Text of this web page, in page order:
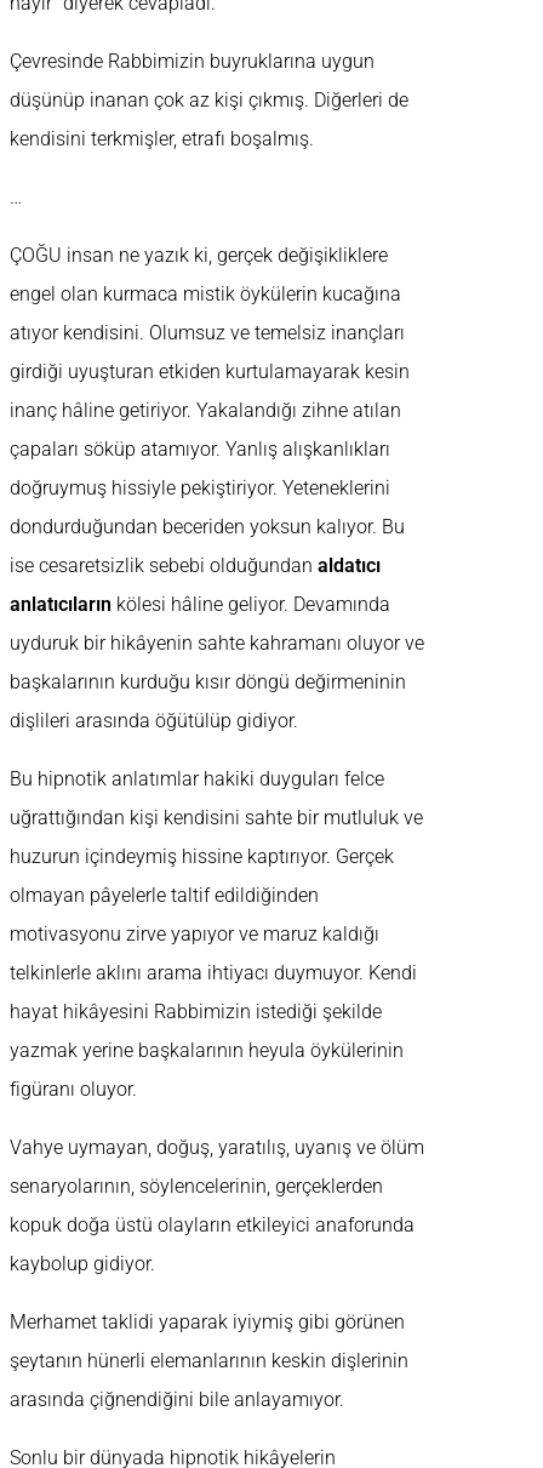
Çevresinde Rabbimizin buyruklarına uygun
düşünüp inanan çok az kişi çıkmış. Diğerleri de
kendisini terkmişler, etrafı boşalmış.
…
ÇOĞU insan ne yazık ki, gerçek değişikliklere
engel olan kurmaca mistik öykülerin kucağına
atıyor kendisini. Olumsuz ve temelsiz inançları
girdiği uyuşturan etkiden kurtulamayarak kesin
inanç hâline getiriyor. Yakalandığı zihne atılan
çapaları söküp atamıyor. Yanlış alışkanlıkları
doğruymuş hissiyle pekiştiriyor. Yeteneklerini
dondurduğundan beceriden yoksun kalıyor. Bu
ise cesaretsizlik sebebi olduğundan aldatıcı
anlatıcıların kölesi hâline geliyor. Devamında
uyduruk bir hikâyenin sahte kahramanı oluyor ve
başkalarının kurduğu kısır döngü değirmeninin
dişlileri arasında öğütülüp gidiyor.
Bu hipnotik anlatımlar hakiki duyguları felce
uğrattığından kişi kendisini sahte bir mutluluk ve
huzurun içindeymiş hissine kaptırıyor. Gerçek
olmayan pâyelerle taltif edildiğinden
motivasyonu zirve yapıyor ve maruz kaldığı
telkinlerle aklını arama ihtiyacı duymuyor. Kendi
hayat hikâyesini Rabbimizin istediği şekilde
yazmak yerine başkalarının heyula öykülerinin
figüranı oluyor.
Vahye uymayan, doğuş, yaratılış, uyanış ve ölüm
senaryolarının, söylencelerinin, gerçeklerden
kopuk doğa üstü olayların etkileyici anaforunda
kaybolup gidiyor.
Merhamet taklidi yaparak iyiymiş gibi görünen
şeytanın hünerli elemanlarının keskin dişlerinin
arasında çiğnendiğini bile anlayamıyor.
Sonlu bir dünyada hipnotik hikâyelerin